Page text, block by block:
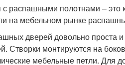
распашными полотнами – это
на мебельном рынке
дверей довольно проста
Створки монтируются на
мебельные петли. Для